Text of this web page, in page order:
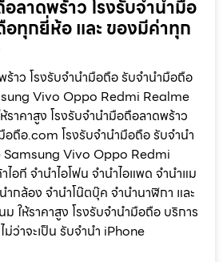
ลาดพร้าว โรงรับจำนำมือ
ทุกยี่ห้อ และ ของมีค่าทุก
ร้าว โรงรับจำนำมือถือ รับจำนำมือถือ
Vivo Oppo Redmi Realme
าคาสูง โรงรับจำนำมือถือลาดพร้าว
อถือ.com โรงรับจำนำมือถือ รับจำนำ
Vivo Oppo Redmi
อที จำนำไอโฟน จำนำไอแพด จำนำแม
กล้อง จำนำโน๊ตบุ๊ค จำนำนาฬิกา และ
ให้ราคาสูง โรงรับจำนำมือถือ บริการ
ว่าจะเป็น รับจำนำ iPhone